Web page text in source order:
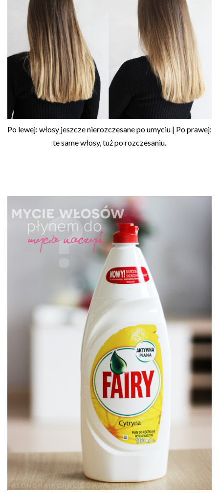
Po lewej: włosy jeszcze nierozczesane po umyciu | Po prawej:
te same włosy, tuż po rozczesaniu.